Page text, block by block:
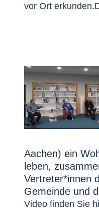
vor Ort
Aachen) ein
leben,
Vertreter*innen
Gemeinde und
Video finden Sie